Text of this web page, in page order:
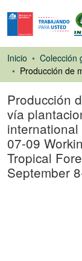
Inicio Colección
Producción
vía
international
07-09
Tropical
September